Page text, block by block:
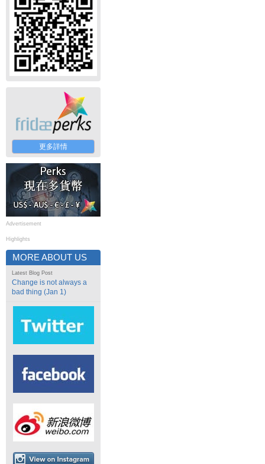
更多詳情
Advertisement
Highlights
MORE ABOUT US
Latest Blog Post
Change is not always a
bad thing (Jan 1)